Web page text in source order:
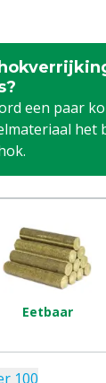
een paar
het
Eetbaar
100